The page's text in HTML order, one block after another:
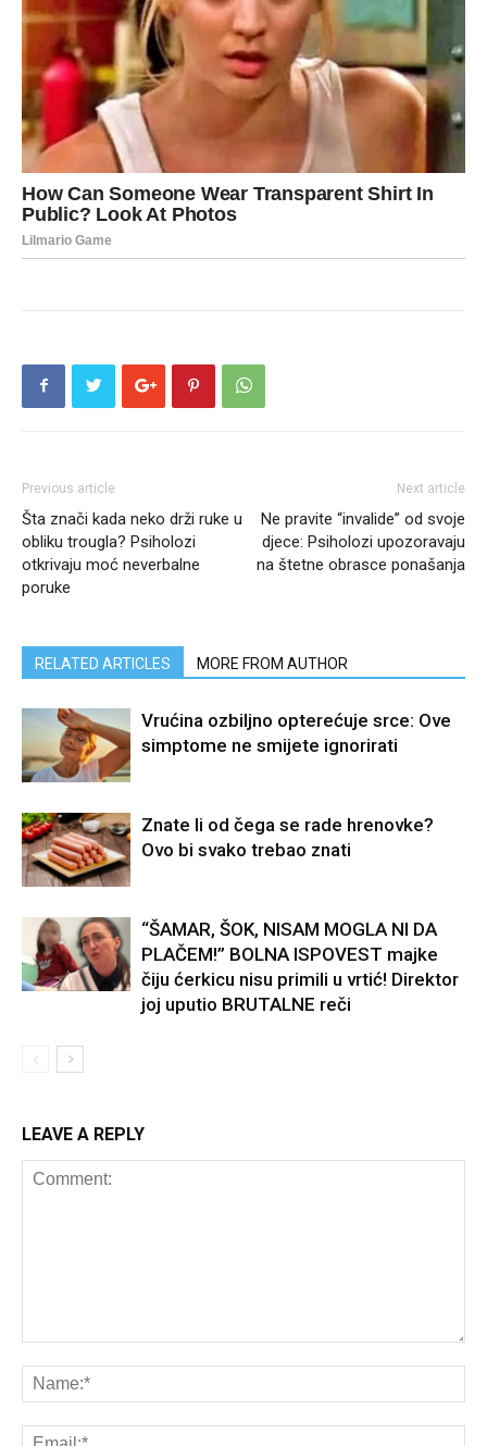
Previous article
Šta znači kada neko drži ruke u
obliku trougla? Psiholozi
otkrivaju moć neverbalne
poruke
Next article
Ne pravite “invalide” od svoje
djece: Psiholozi upozoravaju
na štetne obrasce ponašanja
RELATED ARTICLES MORE FROM AUTHOR
Vrućina ozbiljno opterećuje srce: Ove
simptome ne smijete ignorirati
Znate li od čega se rade hrenovke?
Ovo bi svako trebao znati
“ŠAMAR, ŠOK, NISAM MOGLA NI DA
PLAČEM!” BOLNA ISPOVEST majke
čiju ćerkicu nisu primili u vrtić! Direktor
joj uputio BRUTALNE reči
LEAVE A REPLY